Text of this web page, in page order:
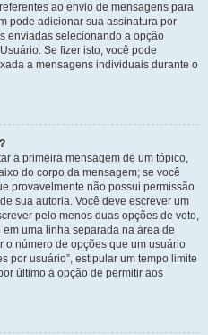
ao envio de mensagens para
pode adicionar sua assinatura por
enviadas selecionando a opção
Se fizer isto, você pode
a mensagens individuais durante o
a primeira mensagem de um tópico,
do corpo da mensagem; se você
provavelmente não possui permissão
sua autoria. Você deve escrever um
pelo menos duas opções de voto,
uma linha separada na área de
o número de opções que um usuário
por usuário”, estipular um tempo limite
último a opção de permitir aos